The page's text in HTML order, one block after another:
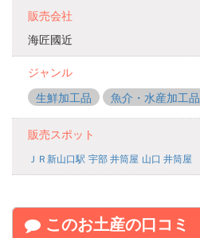
販売会社
海匠國近
ジャンル
生鮮加工品
魚介・水産加工品
販売スポット
ＪＲ新山口駅 宇部 井筒屋 山口 井筒屋
このお土産の口コミ